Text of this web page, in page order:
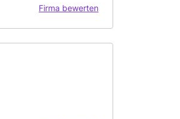
Firma bewerten